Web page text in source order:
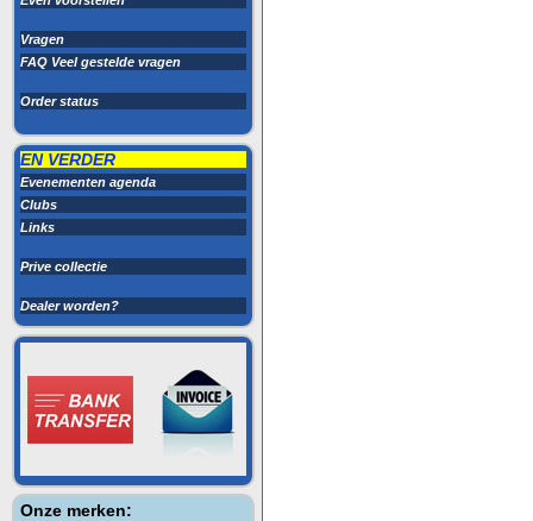
Vragen
FAQ Veel gestelde vragen
Order status
EN VERDER
Evenementen agenda
Clubs
Links
Prive collectie
Dealer worden?
Onze merken: